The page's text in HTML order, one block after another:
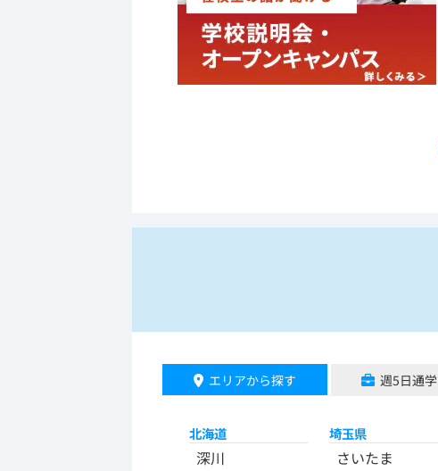
エリアから探す 週5日通学
北海道
深川
埼玉県
さいたま